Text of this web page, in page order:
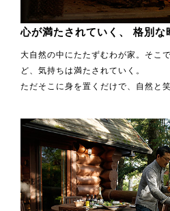
心が満たされていく、 格別な
大自然の中にたたずむわが家。そこ
ど、気持ちは満たされていく。
ただそこに身を置くだけで、自然と笑